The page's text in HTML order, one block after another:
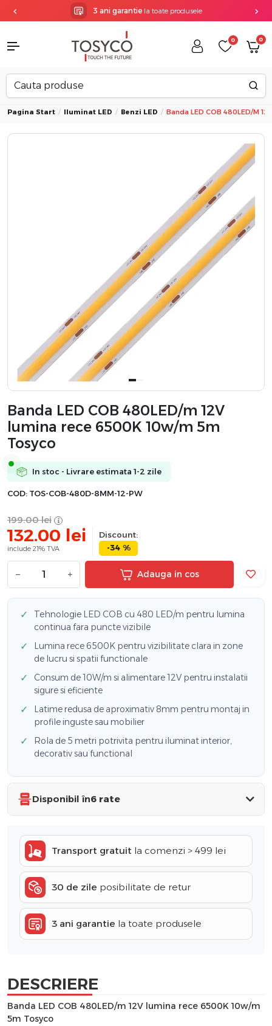
3 ani garantiela toate produsele
0 0
Pagina Start Iluminat LED Benzi LED Banda LED COB 480LED/m
Banda LED COB 480LED/m 12V
lumina rece 6500K 10w/m 5m
Tosyco
In stoc - Livrare estimata 1-2 zile
COD: TOS-COB-480D-8MM-12-PW
199.00 lei
132.00 lei
include 21% TVA
Discount:
-34 %
− + Adauga in cos
✓
Tehnologie LED COB cu 480 LED/m pentru lumina
continua fara puncte vizibile
✓
Lumina rece 6500K pentru vizibilitate clara in zone
de lucru si spatii functionale
✓
Consum de 10W/m si alimentare 12V pentru instalatii
sigure si eficiente
✓
Latime redusa de aproximativ 8mm pentru montaj in
profile inguste sau mobilier
✓
Rola de 5 metri potrivita pentru iluminat interior,
decorativ sau functional
Disponibil în6 rate
Transport gratuit la comenzi > 499 lei
30 de zile posibilitate de retur
3 ani garantie la toate produsele
DESCRIERE
Banda LED COB 480LED/m 12V lumina rece 6500K 10w/m
5m Tosyco